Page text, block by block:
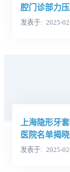
腔门诊部力
发表于 2025-
上海隐形牙
医院名单揭晓
发表于 2025-